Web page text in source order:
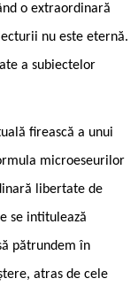
o extraordinară
nu este eternă.
a subiectelor
firească a unui
microeseurilor
libertate de
se intitulează
pătrundem în
atras de cele